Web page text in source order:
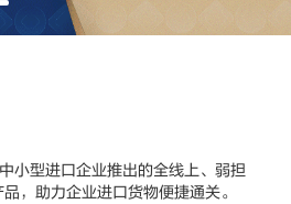
型进口企业推出的全线上、弱担
，助力企业进口货物便捷通关。